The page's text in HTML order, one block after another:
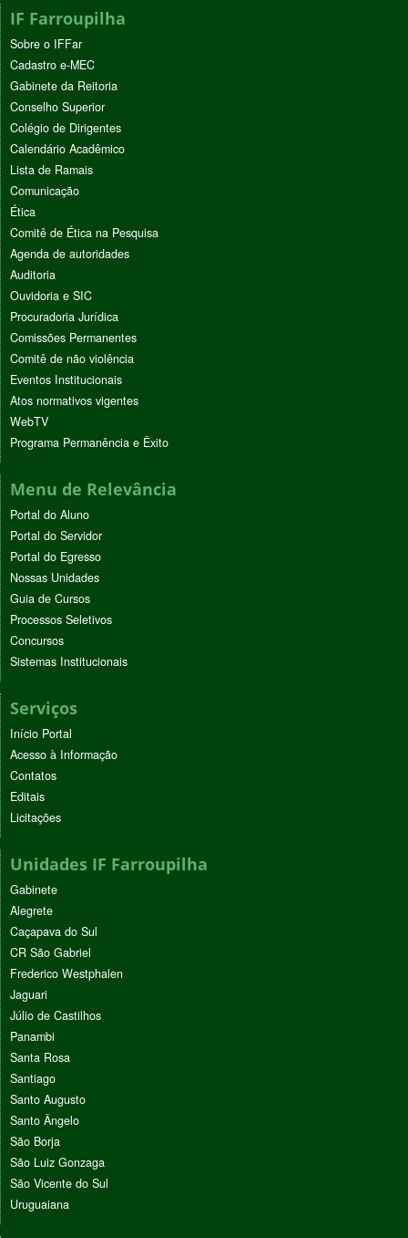
IF Farroupilha
Sobre o IFFar
Cadastro e-MEC
Gabinete da Reitoria
Conselho Superior
Colégio de Dirigentes
Calendário Acadêmico
Lista de Ramais
Comunicação
Ética
Comitê de Ética na Pesquisa
Agenda de autoridades
Auditoria
Ouvidoria e SIC
Procuradoria Jurídica
Comissões Permanentes
Comitê de não violência
Eventos Institucionais
Atos normativos vigentes
WebTV
Programa Permanência e Êxito
Menu de Relevância
Portal do Aluno
Portal do Servidor
Portal do Egresso
Nossas Unidades
Guia de Cursos
Processos Seletivos
Concursos
Sistemas Institucionais
Serviços
Início Portal
Acesso à Informação
Contatos
Editais
Licitações
Unidades IF Farroupilha
Gabinete
Alegrete
Caçapava do Sul
CR São Gabriel
Frederico Westphalen
Jaguari
Júlio de Castilhos
Panambi
Santa Rosa
Santiago
Santo Augusto
Santo Ângelo
São Borja
São Luiz Gonzaga
São Vicente do Sul
Uruguaiana